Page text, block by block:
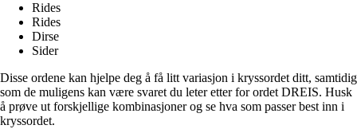
Rides
Rides
Dirse
Sider
Disse ordene kan hjelpe deg å få litt variasjon i kryssordet ditt, samtidig
som de muligens kan være svaret du leter etter for ordet DREIS. Husk
å prøve ut forskjellige kombinasjoner og se hva som passer best inn i
kryssordet.